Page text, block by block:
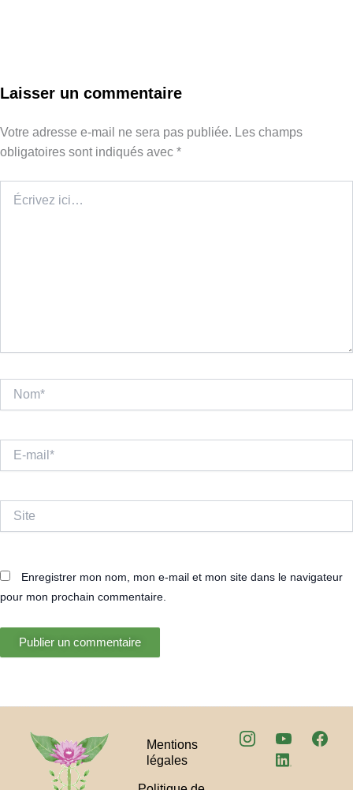
Laisser un commentaire
Votre adresse e-mail ne sera pas publiée. Les champs
obligatoires sont indiqués avec *
ici…
mail*
Enregistrer mon nom, mon e-mail et mon site dans le navigateur
pour mon prochain commentaire.
Mentions
légales